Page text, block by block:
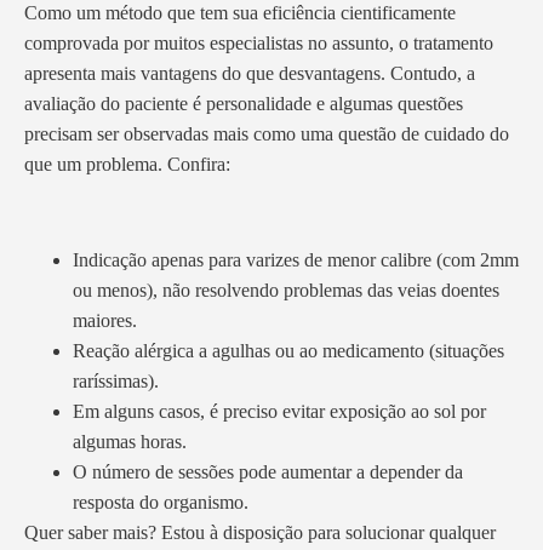
Como um método que tem sua eficiência cientificamente
comprovada por muitos especialistas no assunto, o tratamento
apresenta mais vantagens do que desvantagens. Contudo, a
avaliação do paciente é personalidade e algumas questões
precisam ser observadas mais como uma questão de cuidado do
que um problema. Confira:
Indicação apenas para varizes de menor calibre (com 2mm
ou menos), não resolvendo problemas das veias doentes
maiores.
Reação alérgica a agulhas ou ao medicamento (situações
raríssimas).
Em alguns casos, é preciso evitar exposição ao sol por
algumas horas.
O número de sessões pode aumentar a depender da
resposta do organismo.
Quer saber mais? Estou à disposição para solucionar qualquer